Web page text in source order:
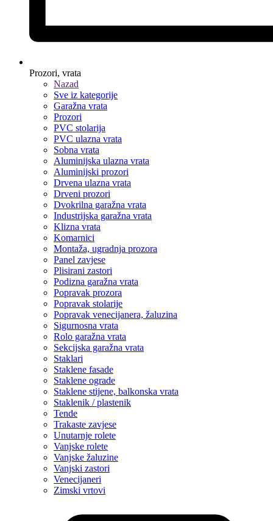
Prozori, vrata
Nazad
Sve iz kategorije
Garažna vrata
Prozori
PVC stolarija
PVC ulazna vrata
Sobna vrata
Aluminijska ulazna vrata
Aluminijski prozori
Drvena ulazna vrata
Drveni prozori
Dvokrilna garažna vrata
Industrijska garažna vrata
Klizna vrata
Komarnici
Montaža, ugradnja prozora
Panel zavjese
Plisirani zastori
Podizna garažna vrata
Popravak prozora
Popravak stolarije
Popravak venecijanera, žaluzina
Sigurnosna vrata
Rolo garažna vrata
Sekcijska garažna vrata
Staklari
Staklene fasade
Staklene ograde
Staklene stijene, balkonska vrata
Staklenik / plastenik
Tende
Trakaste zavjese
Unutarnje rolete
Vanjske rolete
Vanjske žaluzine
Vanjski zastori
Venecijaneri
Zimski vrtovi